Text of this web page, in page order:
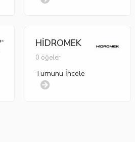
HİDROMEK
0 öğeler
Tümünü İncele